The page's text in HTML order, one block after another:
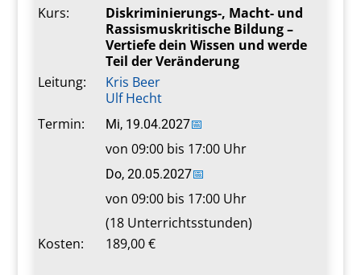
Kurs:
Diskriminierungs-, Macht- und
Rassismuskritische Bildung –
Vertiefe dein Wissen und werde
Teil der Veränderung
Leitung:
Kris Beer
Ulf Hecht
Termin:
Mi, 19.04.2027📅
von 09:00 bis 17:00 Uhr
Do, 20.05.2027📅
von 09:00 bis 17:00 Uhr
(18 Unterrichtsstunden)
Kosten:
189,00 €